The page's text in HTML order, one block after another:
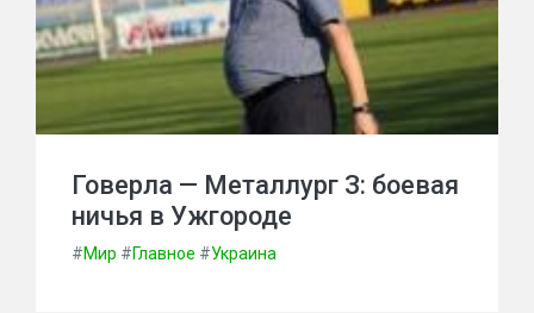
Говерла — Металлург З: боевая
ничья в Ужгороде
#Мир #Главное #Украина